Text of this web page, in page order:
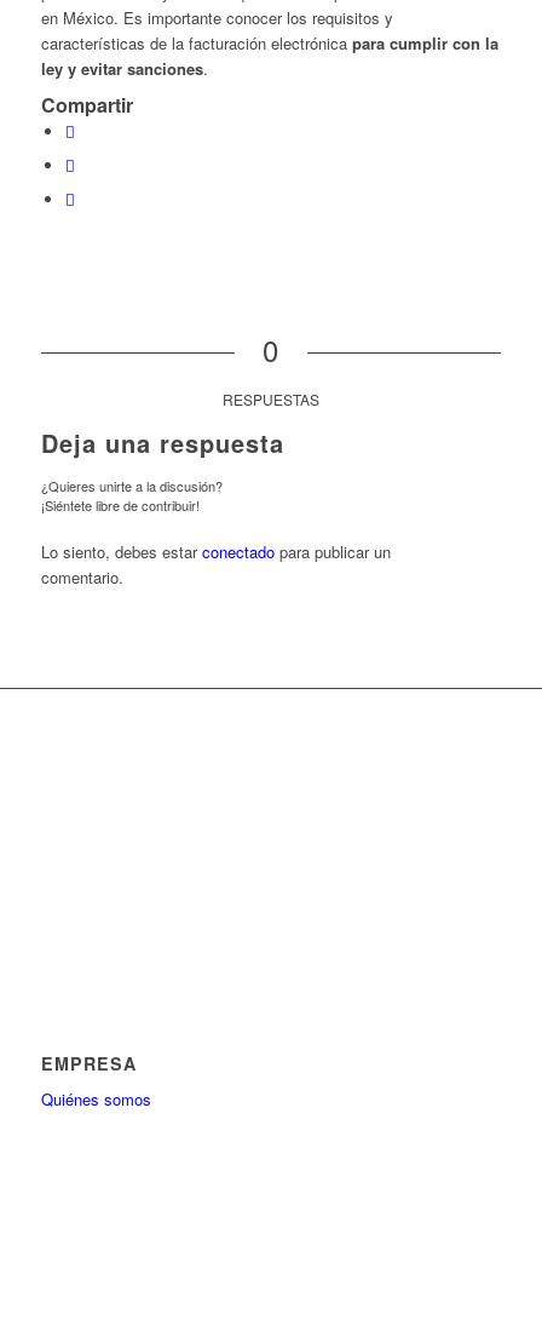
en México. Es importante conocer los requisitos y
características de la facturación electrónica para cumplir con la
ley y evitar sanciones.
Compartir
0
RESPUESTAS
Deja una respuesta
¿Quieres unirte a la discusión?
¡Siéntete libre de contribuir!
Lo siento, debes estarconectadopara publicar un
comentario.
EMPRESA
Quiénes somos